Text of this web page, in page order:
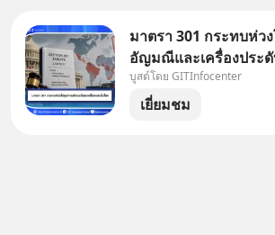
มาตรา 301 กระทบห่ว
อัญมณีและเครื่องประดั
ไทยเจอภาษี 12.5% ภาย
Section 301: ผลกระท
บูสต์โดย GITInfocenter
เยี่ยมชม